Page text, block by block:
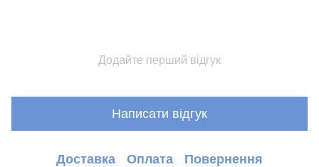
Додайте перший відгук
Написати відгук
Доставка Оплата Повернення